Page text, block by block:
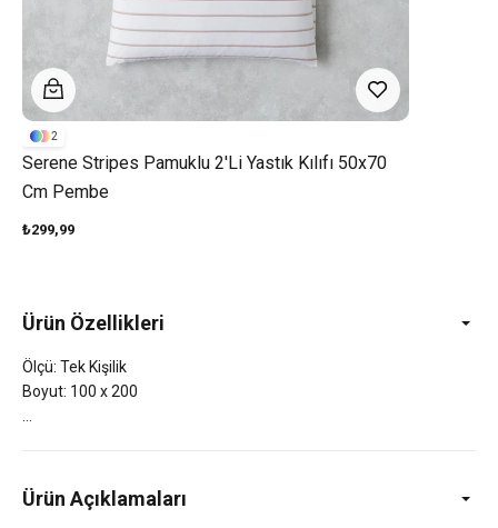
Serene Stripes Pamuklu 2'li Yastık Kılıfı 50x70
Cm Pembe
₺299,99
2
Ürün Özellikleri
Ölçü: Tek Kişilik
Boyut: 100 x 200
Ürün Açıklamaları